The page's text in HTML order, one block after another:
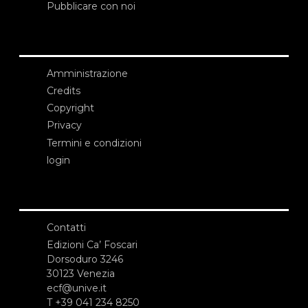
Pubblicare con noi
Amministrazione
Credits
Copyright
Privacy
Termini e condizioni
login
Contatti
Edizioni Ca’ Foscari
Dorsoduro 3246
30123 Venezia
ecf@unive.it
T +39 041 234 8250